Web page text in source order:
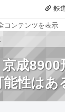
コンテンツを表示
鉄
サ
京成8900
性はあ